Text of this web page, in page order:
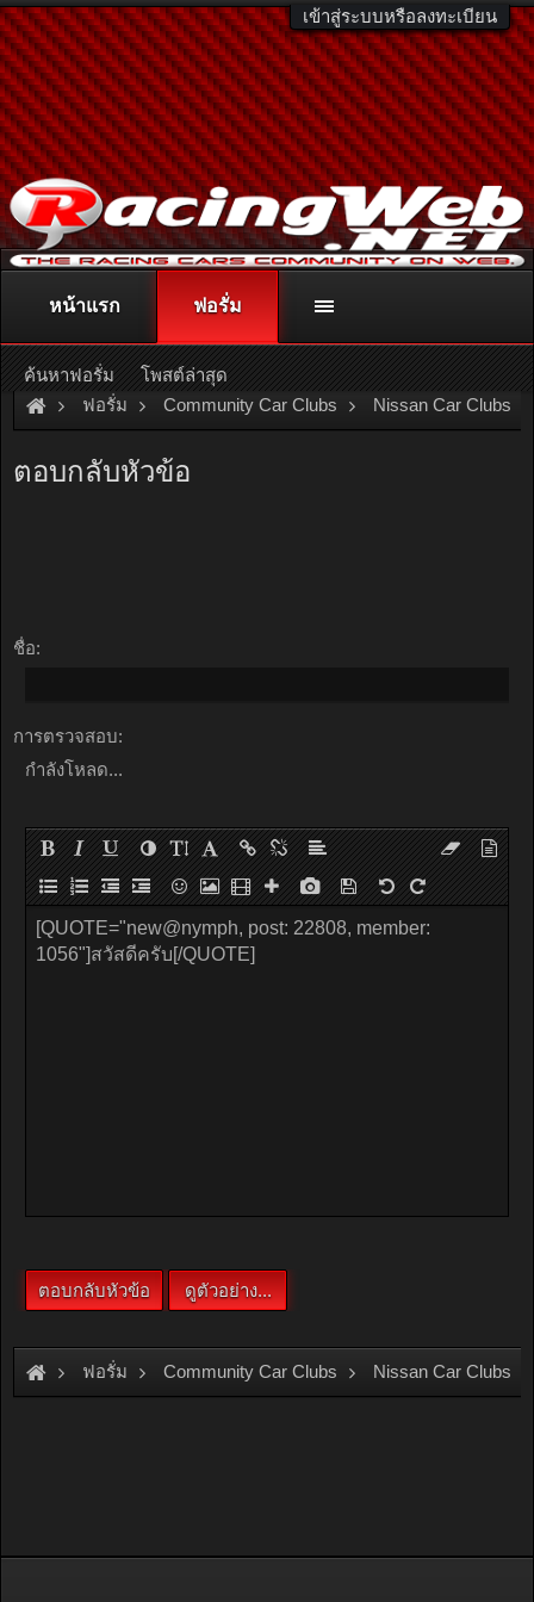
เข้าสู่ระบบหรือลงทะเบียน
ติดต่อลงโฆษณา racingweb@gmail.comหรือโทร. 081-811-1138
หรืออ่านรายละเอียดเพิ่มเติม คลิกที่นี่
ฟอรั่ม Community Car Clubs Nissan Car Clubs
ตอบกลับหัวข้อ
ชื่อ:
การตรวจสอบ:
กำลังโหลด...
ฟอรั่ม Community Car Clubs Nissan Car Clubs
หน้าแรก ฟอรั่ม
ค้นหาฟอรั่ม โพสต์ล่าสุด